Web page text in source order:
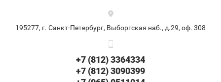
195277, г. Санкт-Петербург, Выборгская наб., д.29, оф. 308
+7 (812) 3364334
+7 (812) 3090399